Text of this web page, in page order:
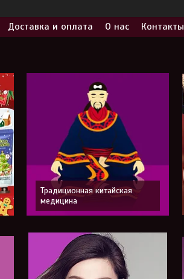
Доставка и оплата О нас Контакты
Традиционная китайская
медицина